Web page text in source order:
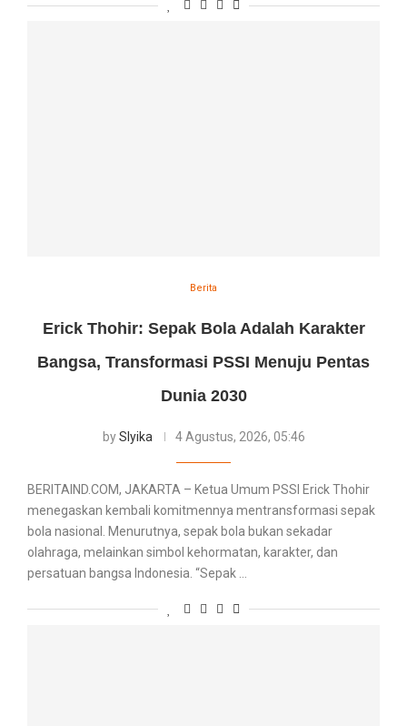
Berita
Erick Thohir: Sepak Bola Adalah Karakter
Bangsa, Transformasi PSSI Menuju Pentas
Dunia 2030
bySlyika 4 Agustus, 2026, 05:46
BERITAIND.COM, JAKARTA – Ketua Umum PSSI Erick Thohir
menegaskan kembali komitmennya mentransformasi sepak
bola nasional. Menurutnya, sepak bola bukan sekadar
olahraga, melainkan simbol kehormatan, karakter, dan
persatuan bangsa Indonesia. “Sepak …